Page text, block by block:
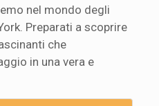
nel mondo degli
Preparati a scoprire
che
in una vera e